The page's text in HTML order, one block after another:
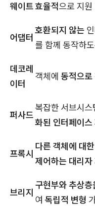
웨이트효율적으로 지원
어댑터
호환되지 않는
를 함께 동작하
데코레
이터
객체에 동적으로
퍼사드
복잡한 서브시스
화된 인터페이스
프록시
다른 객체에 대
제어하는 대리자
브리지
구현부와 추상층
여독립적 변형